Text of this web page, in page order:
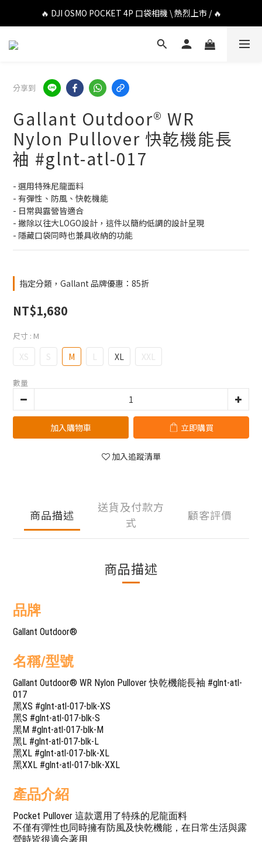
🔥 DJI OSMO POCKET 4P 口袋相機 \ 熱烈上市 / 🔥
🔥 DJI OSMO POCKET 4P 口袋相機 \ 熱烈上市 / 🔥
🔥 Insta360 Luna Ultra 雲台相機 \ 熱烈上市 / 🔥
🔥 DJI OSMO POCKET 4P 口袋相機 \ 熱烈上市 / 🔥
分享到
Gallant Outdoor®️ WR
Nylon Pullover 快乾機能長
袖 #glnt-atl-017
- 選用特殊尼龍面料
- 有彈性、防風、快乾機能
- 日常與露營皆適合
- 撇除以往大LOGO設計，這件以簡約低調的設計呈現
- 隱藏口袋同時也兼具收納的功能
指定分類，Gallant 品牌優惠：85折
NT$1,680
尺寸 : M
XS S M L XL XXL
數量
加入購物車 立即購買
加入追蹤清單
商品描述
送貨及付款方
式
顧客評價
商品描述
品牌
Gallant Outdoor®️
名稱/型號
Gallant Outdoor®️ WR Nylon Pullover 快乾機能長袖 #glnt-atl-
017
黑XS #glnt-atl-017-blk-XS
黑S #glnt-atl-017-blk-S
黑M #glnt-atl-017-blk-M
黑L #glnt-atl-017-blk-L
黑XL #glnt-atl-017-blk-XL
黑XXL #glnt-atl-017-blk-XXL
產品介紹
Pocket Pullover 這款選用了特殊的尼龍面料
不僅有彈性也同時擁有防風及快乾機能，在日常生活與露
營時皆很適合著用